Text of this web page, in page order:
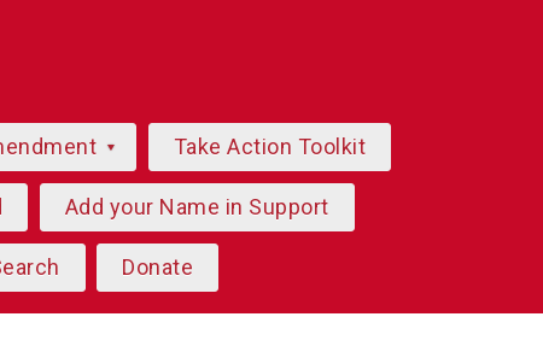
Take Action Toolkit
Add your Name in Support
Donate